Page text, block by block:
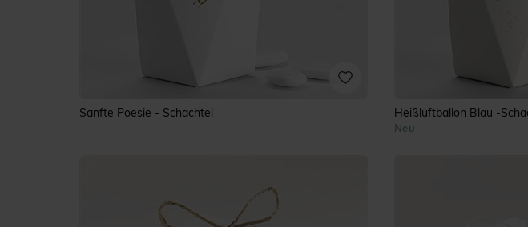
Sanfte Poesie - Schachtel Heißluftballon Blau -
Neu